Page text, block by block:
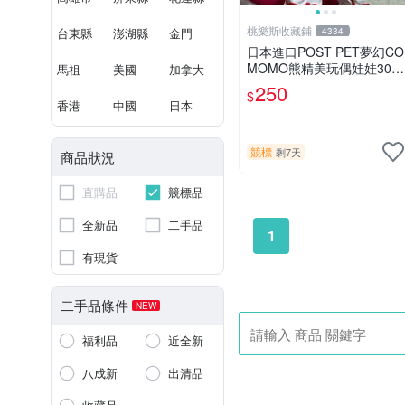
台東縣 澎湖縣 金門
馬祖 美國 加拿大
香港 中國 日本
商品狀況
直購品
競標品
全新品
二手品
有現貨
二手品條件 NEW
福利品
近全新
八成新
出清品
桃樂斯收藏鋪 4334
日本進口POST PET夢幻CO
MOMO熊精美玩偶娃娃30c
m
$250
競標 剩7天
1